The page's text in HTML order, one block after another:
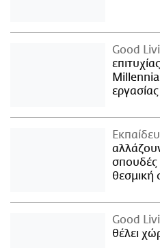
Good
εργασίας
σπουδές
θεσμική
Good
θέλει